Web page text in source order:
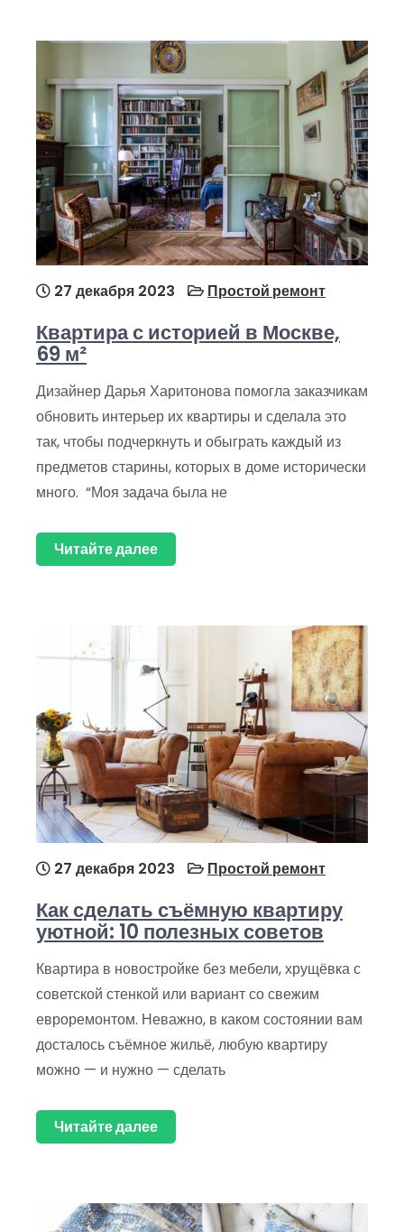
27 декабря 2023 Простой ремонт
Квартира с историей в Москве,
69 м²
Дизайнер Дарья Харитонова помогла заказчикам
обновить интерьер их квартиры и сделала это
так, чтобы подчеркнуть и обыграть каждый из
предметов старины, которых в доме исторически
много. “Моя задача была не
Читайте далее
27 декабря 2023 Простой ремонт
Как сделать съёмную квартиру
уютной: 10 полезных советов
Квартира в новостройке без мебели, хрущёвка с
советской стенкой или вариант со свежим
евроремонтом. Неважно, в каком состоянии вам
досталось съёмное жильё, любую квартиру
можно — и нужно — сделать
Читайте далее